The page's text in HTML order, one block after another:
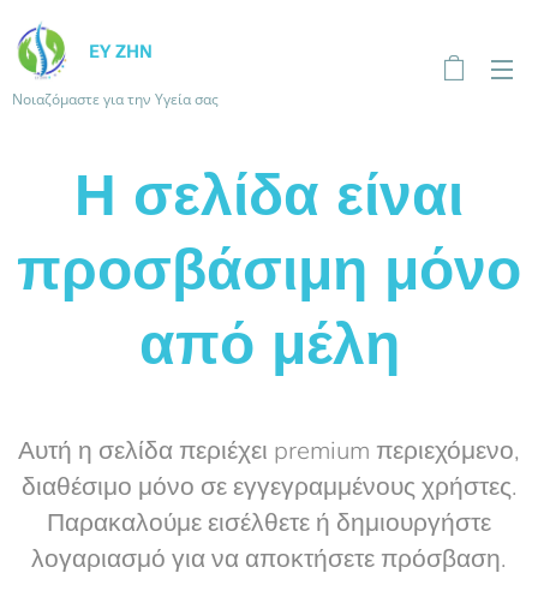
ΕΥ ΖΗΝ
Νοιαζόμαστε για την Υγεία σας
Η σελίδα είναι
προσβάσιμη μόνο
από μέλη
Αυτή η σελίδα περιέχει premium περιεχόμενο,
διαθέσιμο μόνο σε εγγεγραμμένους χρήστες.
Παρακαλούμε εισέλθετε ή δημιουργήστε
λογαριασμό για να αποκτήσετε πρόσβαση.